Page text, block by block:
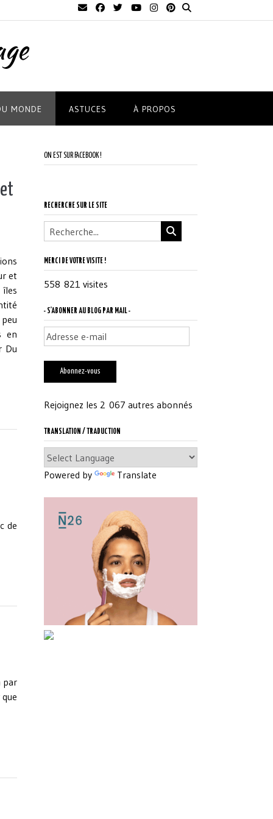
MONDE ASTUCES À PROPOS
et
en
Du
de
par
ON EST SUR FACEBOOK !
RECHERCHE SUR LE SITE
MERCI DE VOTRE VISITE !
558 821 visites
- S'ABONNER AU BLOG PAR MAIL -
Adresse
e-
mail
Abonnez-vous
Rejoignez les 2 067 autres abonnés
TRANSLATION / TRADUCTION
Powered by Translate